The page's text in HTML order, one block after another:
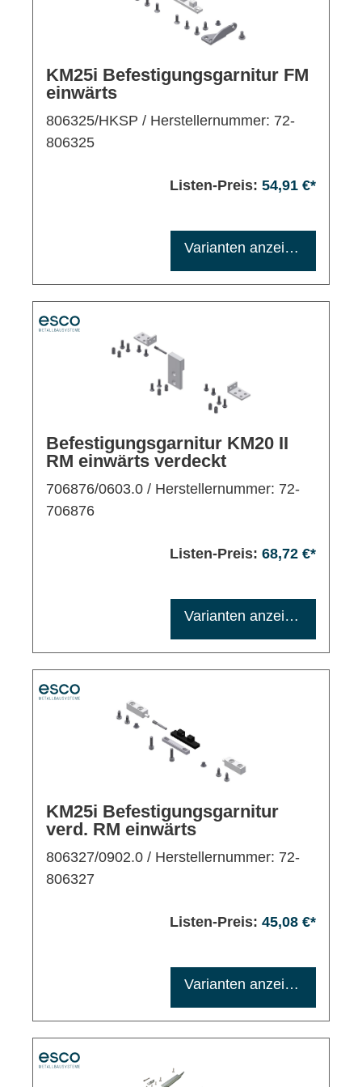
KM25i Befestigungsgarnitur FM
einwärts
806325/HKSP / Herstellernummer: 72-
806325
Listen-Preis: 54,91 €*
Maximale Bestellmenge: 1200
Varianten anzeigen
Befestigungsgarnitur KM20 II
RM einwärts verdeckt
706876/0603.0 / Herstellernummer: 72-
706876
Listen-Preis: 68,72 €*
Maximale Bestellmenge: 1200
Varianten anzeigen
KM25i Befestigungsgarnitur
verd. RM einwärts
806327/0902.0 / Herstellernummer: 72-
806327
Listen-Preis: 45,08 €*
Maximale Bestellmenge: 1200
Varianten anzeigen